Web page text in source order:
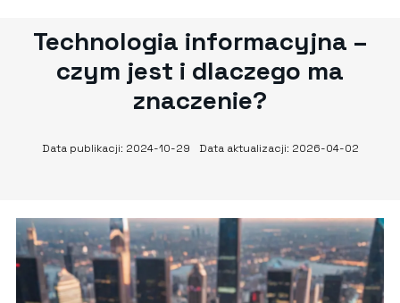
Technologia informacyjna –
czym jest i dlaczego ma
znaczenie?
Data publikacji: 2024-10-29 Data aktualizacji: 2026-04-02